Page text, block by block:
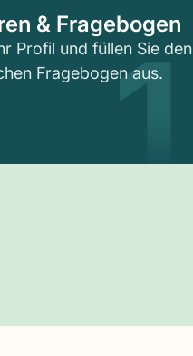
& Fragebogen
Profil und füllen Sie den
Fragebogen aus.
1